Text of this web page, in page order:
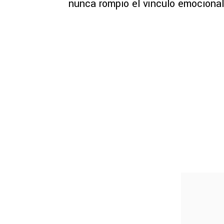
nunca rompió el vínculo